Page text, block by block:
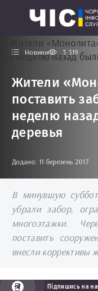
Новини 3 319
Жители
поставить
неделю
деревья
Додано: 11 березень 2017
В минувшую
убрали забор,
многоэтажки.
поставить
внесли коррективы
Підпишись на